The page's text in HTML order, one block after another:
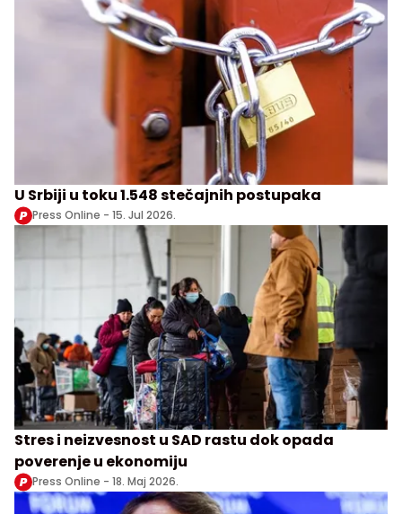
U Srbiji u toku 1.548 stečajnih postupaka
Press Online - 15. Jul 2026.
Stres i neizvesnost u SAD rastu dok opada
poverenje u ekonomiju
Press Online - 18. Maj 2026.